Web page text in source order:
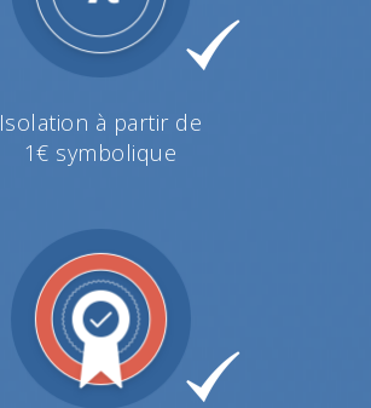
Isolation à partir de
1€ symbolique